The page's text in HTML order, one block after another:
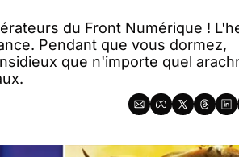
du Front Numérique !
Pendant que vous dormez,
que n'importe quel